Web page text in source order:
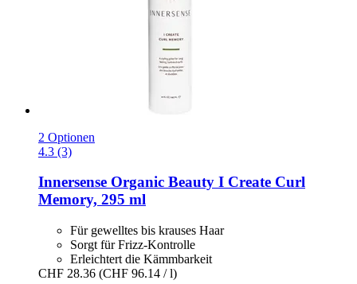
2 Optionen
4.3 (3)
Innersense Organic Beauty I Create Curl
Memory, 295 ml
Für gewelltes bis krauses Haar
Sorgt für Frizz-Kontrolle
Erleichtert die Kämmbarkeit
CHF 28.36 (CHF 96.14 / l)